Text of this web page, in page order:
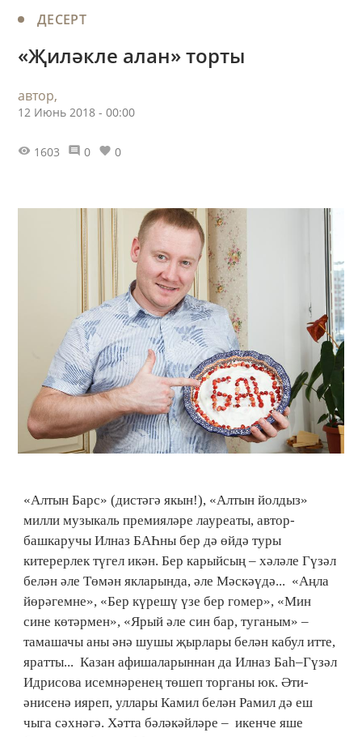
ДЕСЕРТ
«Җиләкле алан» торты
автор,
12 Июнь 2018 - 00:00
1603 0 0
«Алтын Барс» (дистәгә якын!), «Алтын йолдыз»
милли музыкаль премияләре лауреаты, автор-
башкаручы Илназ БАҺны бер дә өйдә туры
китерерлек түгел икән. Бер карыйсың – хәләле Гүзәл
белән әле Төмән якларында, әле Мәскәүдә... «Аңла
йөрәгемне», «Бер күрешү үзе бер гомер», «Мин
сине көтәрмен», «Ярый әле син бар, туганым» –
тамашачы аны әнә шушы җырлары белән кабул итте,
яратты... Казан афишаларыннан да Илназ Баһ–Гүзәл
Идрисова исемнәренең төшеп торганы юк. Әти-
әнисенә ияреп, уллары Камил белән Рамил дә еш
чыга сәхнәгә. Хәтта бәләкәйләре – икенче яше